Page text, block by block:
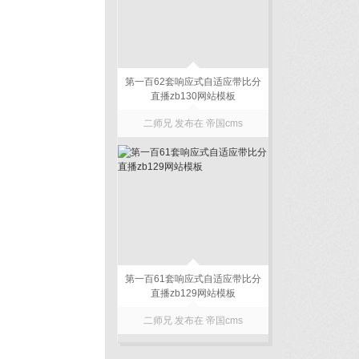
第一百62套响应式自适应带比分
直播zb130网站模板
二师兄 发布在 帝国cms
第一百61套响应式自适应带比分
直播zb129网站模板
二师兄 发布在 帝国cms